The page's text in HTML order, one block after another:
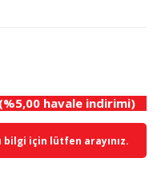
havale indirimi)
bilgi için lütfen arayınız.